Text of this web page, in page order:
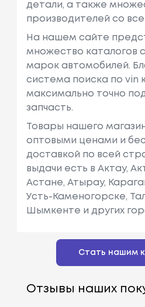
детали, а также
производителей со
На нашем сайте
множество каталогов
марок автомобилей.
система поиска по vin
максимально точно
запчасть.
Товары нашего
оптовыми ценами и
доставкой по всей
выдачи есть в Актау,
Астане, Атырау,
Усть-Каменогорске,
Шымкенте и других
Стать нашим
Отзывы наших